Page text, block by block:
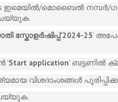
ഇമെയിൽ/മൊബൈൽ
ചെയ്യുക.
സ്കോളർഷിപ്പ് 2024-25’
'Start application' ബട്ടണിൽ
വിശദാംശങ്ങൾ